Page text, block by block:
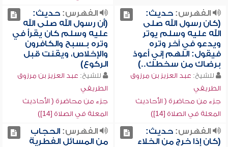
الفهرس:حديث:
(كان رسول الله صلى
الله عليه وسلم يوتر
ويدعو في آخر وتره
فيقول: اللهم إني أعوذ
برضاك من سخطك..)
للشيخ: عبد العزيز بن مرزوق
الطريفي
جزء من محاضرة ( الأحاديث
المعلة في الصلاة [14])
الفهرس:حديث:
(أن رسول الله صلى الله
عليه وسلم كان يقرأ في
وتره بـسبح والكافرون
والإخلاص، ويقنت قبل
الركوع)
للشيخ: عبد العزيز بن مرزوق
الطريفي
جزء من محاضرة ( الأحاديث
المعلة في الصلاة [14])
الفهرس:حديث:
(كان إذا خرج من الخلاء
الفهرس:الحجاب
من المسائل الفطرية